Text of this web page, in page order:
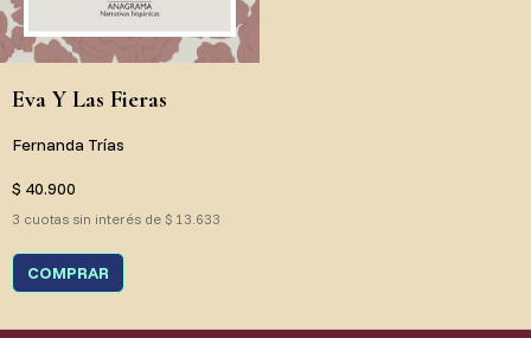
Eva Y Las Fieras
Fernanda Trías
$ 40.900
3 cuotas sin interés de $ 13.633
COMPRAR